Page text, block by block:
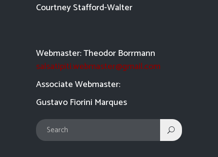
Courtney Stafford-Walter
Webmaster: Theodor Borrmann
salsatipiti.webmaster@gmail.com
Associate Webmaster:
Gustavo Fiorini Marques